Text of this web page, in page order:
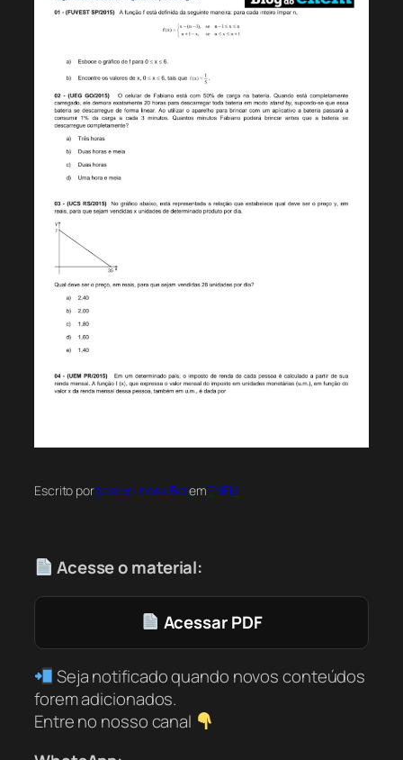
Escrito porAcervo Index BotemENEM
Acesse o material:
Acessar PDF
Seja notificado quando novos conteúdos
forem adicionados.
Entre no nosso canal